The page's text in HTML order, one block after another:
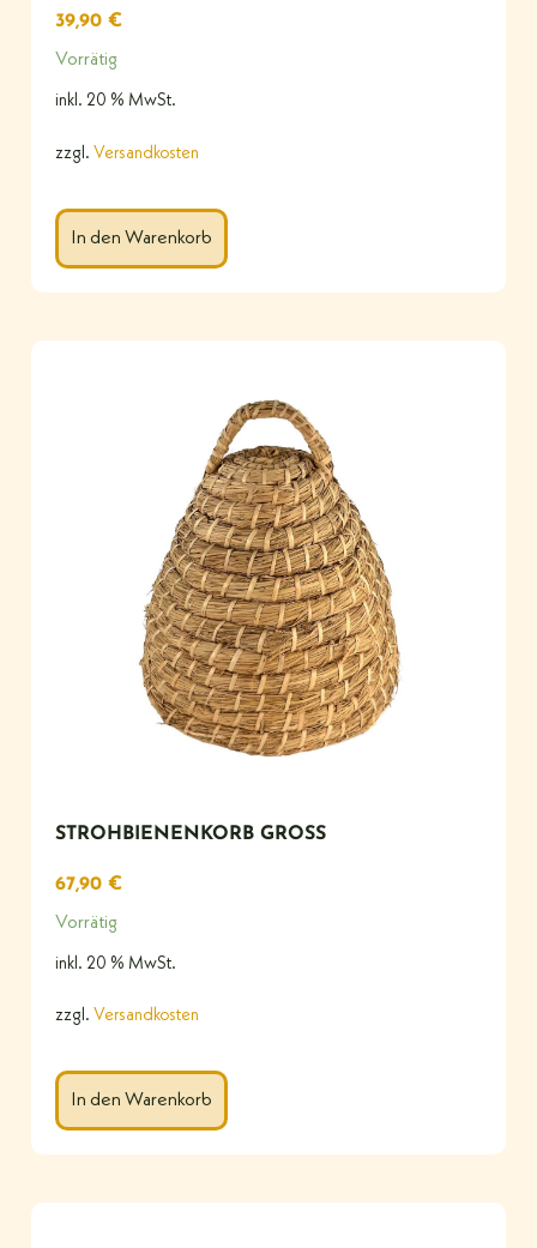
39,90 €
Vorrätig
inkl. 20 % MwSt.
zzgl. Versandkosten
In den Warenkorb
STROHBIENENKORB GROSS
67,90 €
Vorrätig
inkl. 20 % MwSt.
zzgl. Versandkosten
In den Warenkorb